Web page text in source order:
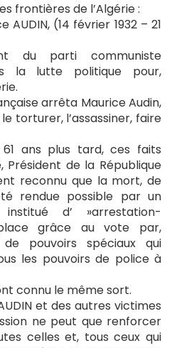
frontières de l’Algérie :
(14 février 1932 – 21
du parti communiste
la lutte politique pour,
arrêta Maurice Audin,
torturer, l’assassiner, faire
61 ans plus tard, ces faits
de la République
reconnu que la mort, de
rendue possible par un
d’ »arrestation-
grâce au vote par,
de pouvoirs spéciaux qui
les pouvoirs de police à
connu le même sort.
et des autres victimes
ne peut que renforcer
celles et, tous ceux qui